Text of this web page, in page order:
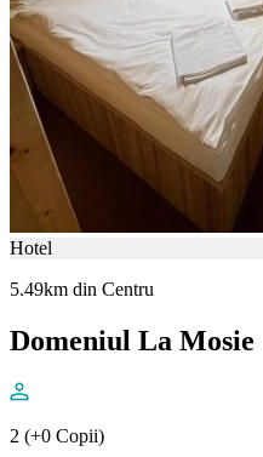
Hotel
5.49km din Centru
Domeniul La Mosie
2 (+0 Copii)